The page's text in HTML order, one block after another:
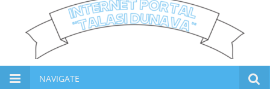
NAVIGATE